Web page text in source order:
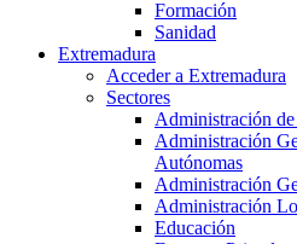
Formación
Sanidad
Extremadura
Acceder a Extremadura
Sectores
Administración de
Administración
Autónomas
Administración
Administración
Educación